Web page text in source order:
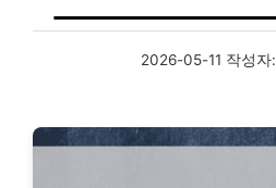
2026-05-11 작성자: